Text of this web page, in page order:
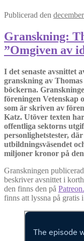
Publicerad den
Granskning:
”Omgiven av
I det senaste avsnittet
granskning av
böckerna.
föreningen Vetenskap
som är skriven av
Katz. Utöver texten
offentliga sektorns
personlighetstester,
utbildningsväsendet
miljoner kronor på
Granskningen
beskriver avsnittet i
den finns den på
finns att lyssna på gratis